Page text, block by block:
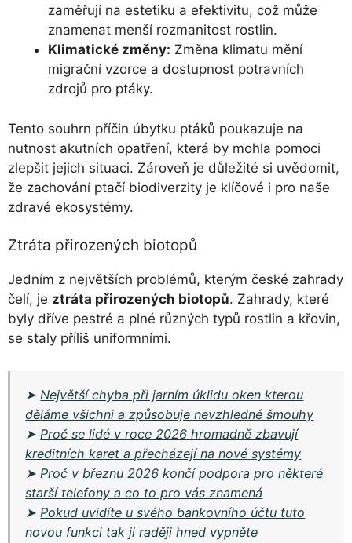
zaměřují na estetiku a efektivitu, což může
znamenat menší rozmanitost rostlin.
Klimatické změny: Změna klimatu mění
migrační vzorce a dostupnost potravních
zdrojů pro ptáky.
Tento souhrn příčin úbytku ptáků poukazuje na
nutnost akutních opatření, která by mohla pomoci
zlepšit jejich situaci. Zároveň je důležité si uvědomit,
že zachování ptačí biodiverzity je klíčové i pro naše
zdravé ekosystémy.
Ztráta přirozených biotopů
Jedním z největších problémů, kterým české zahrady
čelí, je ztráta přirozených biotopů. Zahrady, které
byly dříve pestré a plné různých typů rostlin a křovin,
se staly příliš uniformními.
➤Největší chyba při jarním úklidu oken kterou
děláme všichni a způsobuje nevzhledné šmouhy
➤Proč se lidé v roce 2026 hromadně zbavují
kreditních karet a přecházejí na nové systémy
➤Proč v březnu 2026 končí podpora pro některé
starší telefony a co to pro vás znamená
➤Pokud uvidíte u svého bankovního účtu tuto
novou funkci tak ji raději hned vypněte